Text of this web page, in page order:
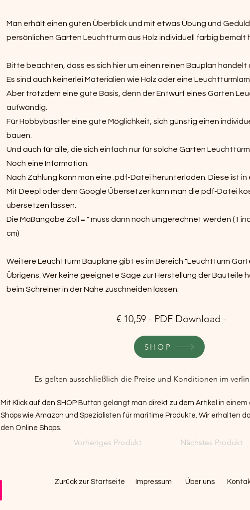
Man erhält einen guten Überblick und mit etwas Übung und
persönlichen Garten Leuchtturm aus Holz individuell farbig bemalt
Bitte beachten, dass es sich hier um einen reinen Bauplan handelt
Es sind auch keinerlei Materialien wie Holz oder eine
Aber trotzdem eine gute Basis, denn der Entwurf eines Garten
aufwändig.
Für Hobbybastler eine gute Möglichkeit, sich günstig einen
bauen.
Und auch für alle, die sich einfach nur für solche Garten
Noch eine Information:
Nach Zahlung kann man eine .pdf-Datei herunterladen. Diese ist in
Mit Deepl oder dem Google Übersetzer kann man die pdf-Datei
übersetzen lassen.
Die Maßangabe Zoll = " muss dann noch umgerechnet werden (1
cm)
Weitere Leuchtturm Baupläne gibt es im Bereich "Leuchtturm
Übrigens: Wer keine geeignete Säge zur Herstellung der Bauteile
beim Schreiner in der Nähe zuschneiden lassen.
€ 10,59 - PDF Download -
SHOP
Es gelten ausschließlich die Preise und Konditionen im
Mit Klick auf den SHOP Button gelangt man direkt zu dem Artikel in
Shops wie Amazon und Spezialisten für maritime Produkte. Wir erhalten
den Online Shops.
Vorheriges Produkt Nächstes Produkt
Zurück zur Startseite Impressum Über uns